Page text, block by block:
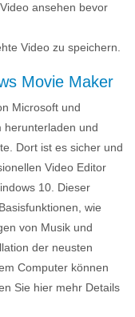
ansehen bevor
Video zu speichern.
Movie Maker
Microsoft und
herunterladen und
Dort ist es sicher und
Video Editor
10. Dieser
wie
von Musik und
der neusten
Computer können
Sie hier mehr Details